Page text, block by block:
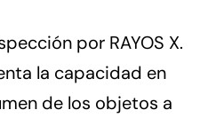
por RAYOS X.
la capacidad en
de los objetos a